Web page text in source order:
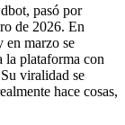
pasó por
de 2026. En
en marzo se
la plataforma con
viralidad se
hace cosas,